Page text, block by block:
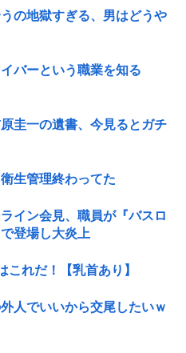
の地獄すぎる、男はどうや
バーという職業を知る
圭一の遺書、今見るとガチ
生管理終わってた
イン会見、職員が『バスロ
登場し大炎上
これだ！【乳首あり】
人でいいから交尾したいｗ